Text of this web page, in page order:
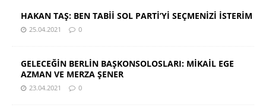
HAKAN TAŞ: BEN TABİİ SOL PARTİ’Yİ SEÇMENİZİ İSTERİM
25.04.2021 0
GELECEĞİN BERLİN BAŞKONSOLOSLARI: MİKAİL EGE
AZMAN VE MERZA ŞENER
23.04.2021 0